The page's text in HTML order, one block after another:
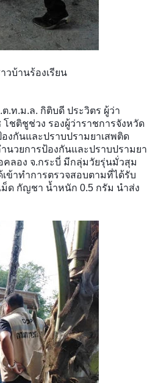
บ้านร้องเรียน
.ท.ม.ล. กิติบดี ประวิตร ผู้ว่า
ชติชูช่วง รองผู้ว่าราชการจังหวัด
งกันและปราบปรามยาเสพติด​
นวยการป้องกันและปราบปรามยา
คลอง จ.กระบี่ มีกลุ่มวัยรุ่นมั่วสุม
ข้าทำการตรวจสอบตามที่ได้รับ
ด กัญชา น้ำหนัก 0.5 กรัม นำส่ง